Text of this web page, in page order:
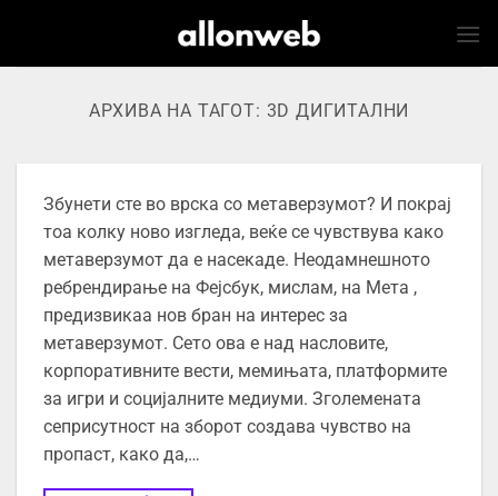
content
АРХИВА НА ТАГОТ: 3D ДИГИТАЛНИ
Збунети сте во врска со метаверзумот? И покрај
тоа колку ново изгледа, веќе се чувствува како
метаверзумот да е насекаде. Неодамнешното
ребрендирање на Фејсбук, мислам, на Мета ,
предизвикаа нов бран на интерес за
метаверзумот. Сето ова е над насловите,
корпоративните вести, мемињата, платформите
за игри и социјалните медиуми. Зголемената
сеприсутност на зборот создава чувство на
пропаст, како да,…